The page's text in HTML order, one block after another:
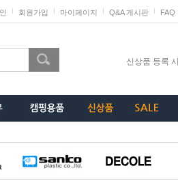
회원가입 마이페이지 Q&A 게시판 FAQ
[중요+긴급]특허침해
신상품 등록
계약종료상품(단